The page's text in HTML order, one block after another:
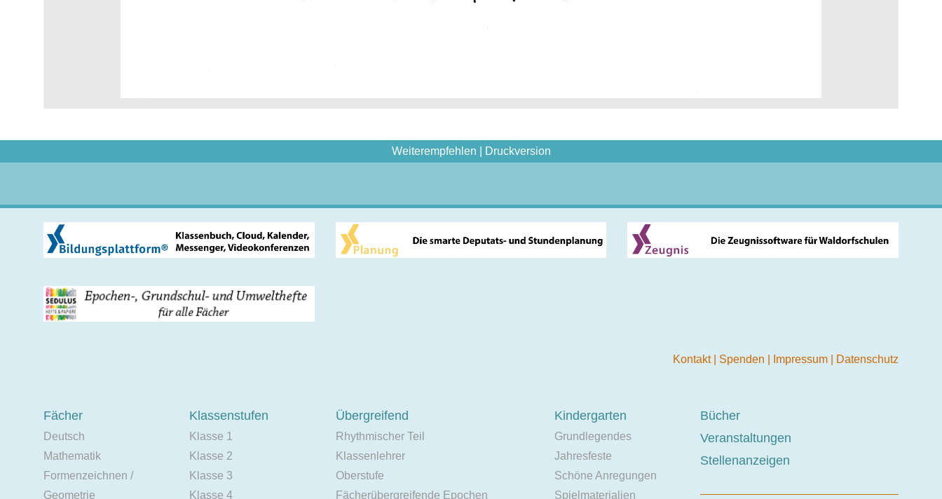
Weiterempfehlen Druckversion
Kontakt Spenden Impressum Datenschutz
Fächer
Deutsch
Mathematik
Formenzeichnen /
Geometrie
Klassenstufen
Klasse 1
Klasse 2
Klasse 3
Klasse 4
Übergreifend
Rhythmischer Teil
Klassenlehrer
Oberstufe
Fächerübergreifende Epochen
Kindergarten
Grundlegendes
Jahresfeste
Schöne Anregungen
Spielmaterialien
Bücher
Veranstaltungen
Stellenanzeigen